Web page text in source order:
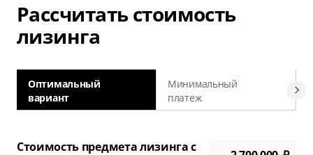
Рассчитать стоимость
лизинга
Оптимальный
вариант
Минимальный
платеж
Стоимость предмета лизинга с